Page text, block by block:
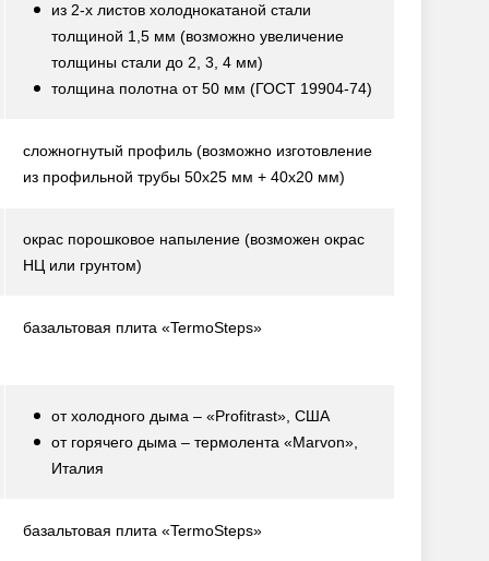
из 2-х листов холоднокатаной стали
толщиной 1,5 мм (возможно увеличение
толщины стали до 2, 3, 4 мм)
толщина полотна от 50 мм (ГОСТ 19904-74)
сложногнутый профиль (возможно изготовление
из профильной трубы 50х25 мм + 40х20 мм)
окрас порошковое напыление (возможен окрас
НЦ или грунтом)
базальтовая плита «TermoSteps»
от холодного дыма – «Profitrast», США
от горячего дыма – термолента «Marvon»,
Италия
базальтовая плита «TermoSteps»